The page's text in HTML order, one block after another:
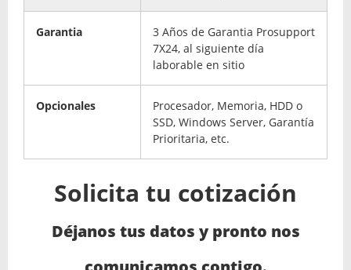
Garantia
3 Años de Garantia Prosupport
7X24, al siguiente día
laborable en sitio
Opcionales
Procesador, Memoria, HDD o
SSD, Windows Server, Garantía
Prioritaria, etc.
Solicita tu cotización
Déjanos tus datos y pronto nos